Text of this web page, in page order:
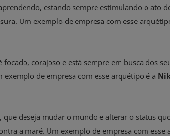
estando sempre estimulando o ato
Um exemplo de empresa com esse
corajoso e está sempre em busca dos
exemplo de empresa com esse arquétipo é a
deseja mudar o mundo e alterar o status
a maré. Um exemplo de empresa com esse